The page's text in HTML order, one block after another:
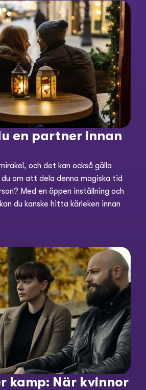
en partner innan
och det kan också gälla
du om att dela denna magiska tid
Med en öppen inställning och
du kanske hitta kärleken innan
kamp: När kvinnor